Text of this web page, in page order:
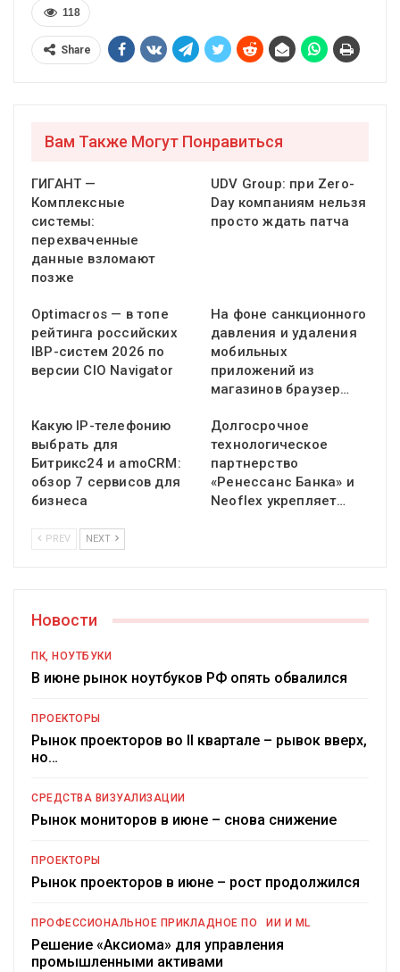
118
Share
Вам Также Могут Понравиться
ГИГАНТ —
Комплексные
системы:
перехваченные
данные взломают
позже
UDV Group: при Zero-
Day компаниям нельзя
просто ждать патча
Optimacros — в топе
рейтинга российских
IBP-систем 2026 по
версии CIO Navigator
На фоне санкционного
давления и удаления
мобильных
приложений из
магазинов браузер…
Какую IP-телефонию
выбрать для
Битрикс24 и amoCRM:
обзор 7 сервисов для
бизнеса
Долгосрочное
технологическое
партнерство
«Ренессанс Банка» и
Neoflex укрепляет…
PREV NEXT
Новости
ПК, НОУТБУКИ
В июне рынок ноутбуков РФ опять обвалился
ПРОЕКТОРЫ
Рынок проекторов во II квартале – рывок вверх,
но…
СРЕДСТВА ВИЗУАЛИЗАЦИИ
Рынок мониторов в июне – снова снижение
ПРОЕКТОРЫ
Рынок проекторов в июне – рост продолжился
ПРОФЕССИОНАЛЬНОЕ ПРИКЛАДНОЕ ПО ИИ И ML
Решение «Аксиома» для управления
промышленными активами